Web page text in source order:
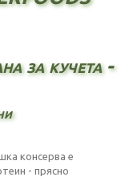
за кучета -
консерва е
- прясно